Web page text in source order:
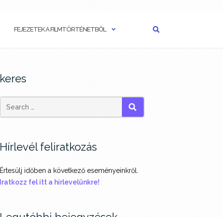
FEJEZETEK A FILMTÖRTÉNETBŐL
keres
SEARCH
Hírlevél feliratkozás
Értesülj időben a következő eseményeinkről.
Iratkozz fel itt a hírlevelünkre!